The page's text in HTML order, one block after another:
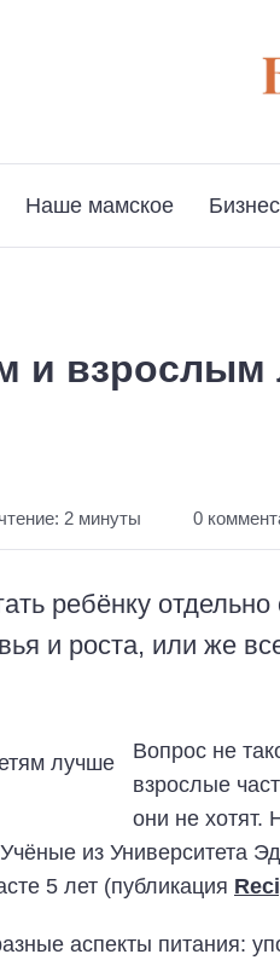
Наше мамское
и взрослым
2 минуты 0
ребёнку
и роста, или же
Вопрос не
взрослые
они не хотят.
из Университета
5 лет (публикация
аспекты питания: